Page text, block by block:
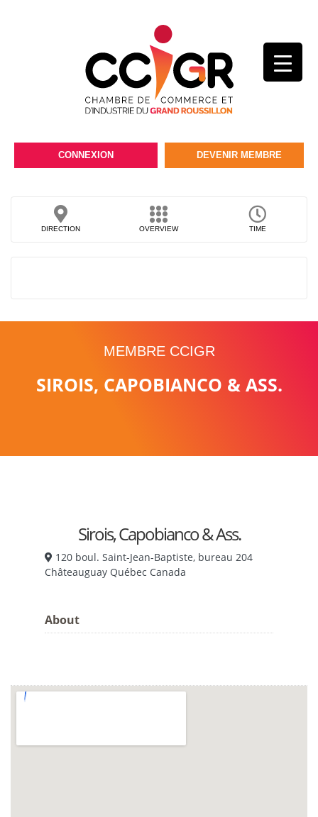
CONNEXION DEVENIR MEMBRE
DIRECTION OVERVIEW TIME
MEMBRE CCIGR
SIROIS, CAPOBIANCO & ASS.
Sirois, Capobianco & Ass.
120 boul. Saint-Jean-Baptiste, bureau 204
Châteauguay Québec Canada
About